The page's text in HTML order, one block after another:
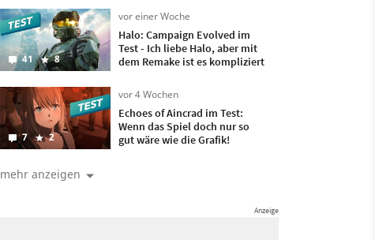
auf meinem Kopf
41 8
vor einer Woche
Halo: Campaign Evolved im
Test - Ich liebe Halo, aber mit
dem Remake ist es kompliziert
7 2
vor 4 Wochen
Echoes of Aincrad im Test:
Wenn das Spiel doch nur so
gut wäre wie die Grafik!
mehr anzeigen